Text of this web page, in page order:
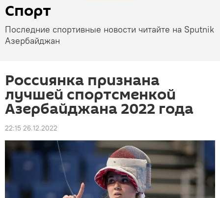
Спорт
Последние спортивные новости читайте на Sputnik
Азербайджан
Россиянка признана
лучшей спортсменкой
Азербайджана 2022 года
22:15 26.12.2022